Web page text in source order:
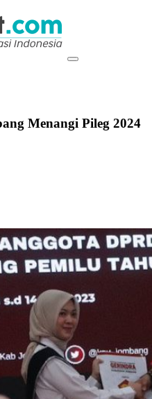
Menangi Pileg 2024